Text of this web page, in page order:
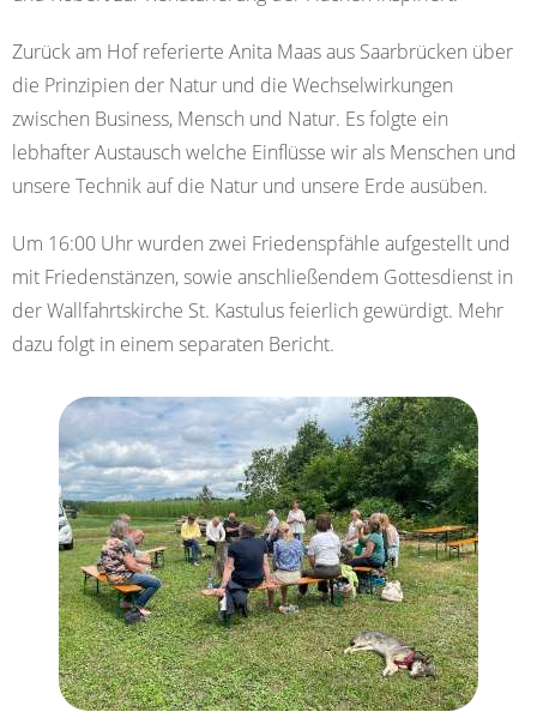
Zurück am Hof referierte Anita Maas aus Saarbrücken über
die Prinzipien der Natur und die Wechselwirkungen
zwischen Business, Mensch und Natur. Es folgte ein
lebhafter Austausch welche Einflüsse wir als Menschen und
unsere Technik auf die Natur und unsere Erde ausüben.
Um 16:00 Uhr wurden zwei Friedenspfähle aufgestellt und
mit Friedenstänzen, sowie anschließendem Gottesdienst in
der Wallfahrtskirche St. Kastulus feierlich gewürdigt. Mehr
dazu folgt in einem separaten Bericht.